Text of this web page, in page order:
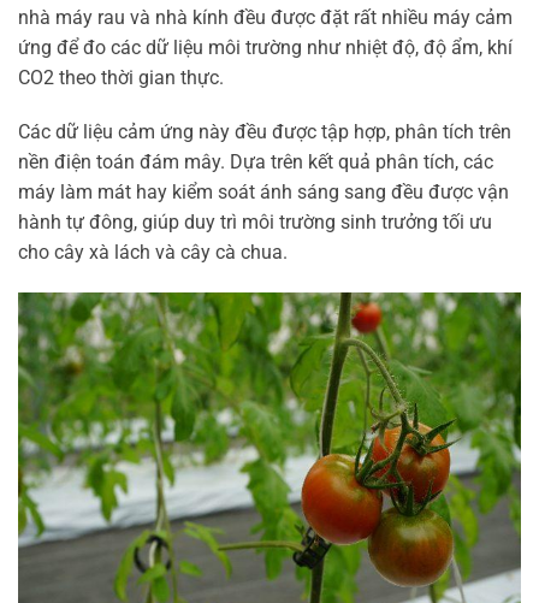
nhà máy rau và nhà kính đều được đặt rất nhiều máy cảm
ứng để đo các dữ liệu môi trường như nhiệt độ, độ ẩm, khí
CO2 theo thời gian thực.
Các dữ liệu cảm ứng này đều được tập hợp, phân tích trên
nền điện toán đám mây. Dựa trên kết quả phân tích, các
máy làm mát hay kiểm soát ánh sáng sang đều được vận
hành tự đông, giúp duy trì môi trường sinh trưởng tối ưu
cho cây xà lách và cây cà chua.